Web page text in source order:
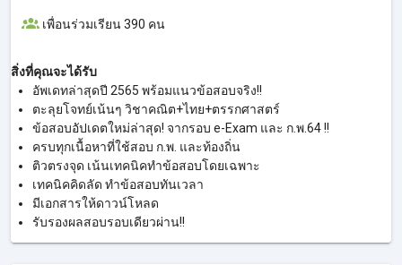
เพื่อนร่วมเรียน 390 คน
สิ่งที่คุณจะได้รับ
อัพเดทล่าสุดปี 2565 พร้อมแนวข้อสอบจริง!!
ตะลุยโจทย์เน้นๆ วิชาคณิต+ไทย+ตรรกศาสตร์
ข้อสอบอัปเดตใหม่ล่าสุด! จากรอบ e-Exam และ ก.พ.64 !!
ครบทุกเนื้อหาที่ใช้สอบ ก.พ. และท้องถิ่น
ติวตรงจุด เน้นเทคนิคทำข้อสอบโดยเฉพาะ
เทคนิคคิดลัด ทำข้อสอบทันเวลา
มีเอกสารให้ดาวน์โหลด
รับรองผลสอบรอบเดียวผ่าน!!